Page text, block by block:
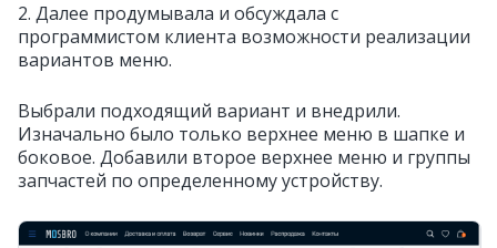
2. Далее продумывала и обсуждала с
программистом клиента возможности реализации
вариантов меню.
Выбрали подходящий вариант и внедрили.
Изначально было только верхнее меню в шапке и
боковое. Добавили второе верхнее меню и группы
запчастей по определенному устройству.